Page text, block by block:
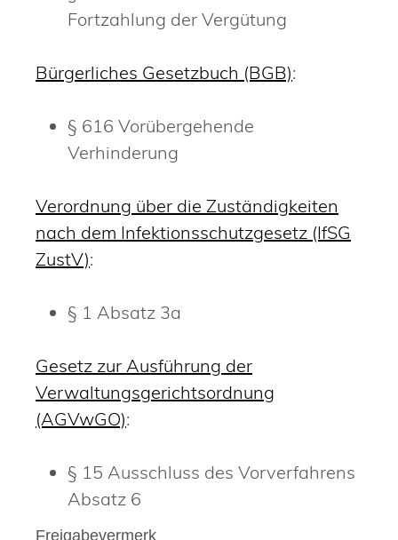
Fortzahlung der Vergütung
Bürgerliches Gesetzbuch (BGB):
§ 616 Vorübergehende
Verhinderung
Verordnung über die Zuständigkeiten
nach dem Infektionsschutzgesetz (IfSG
ZustV):
§ 1 Absatz 3a
Gesetz zur Ausführung der
Verwaltungsgerichtsordnung
(AGVwGO):
§ 15 Ausschluss des Vorverfahrens
Absatz 6
Freigabevermerk